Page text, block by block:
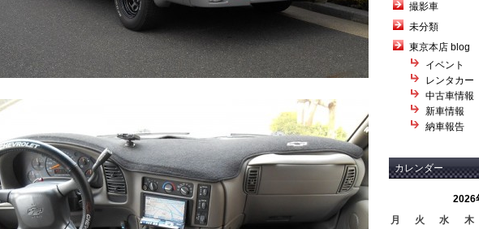
撮影車
未分類
東京本店 blog
イベント
レンタカー
中古車情報
新車情報
納車報告
カレンダー
2026
月
火 水 木